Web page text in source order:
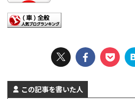
この記事を書いた人